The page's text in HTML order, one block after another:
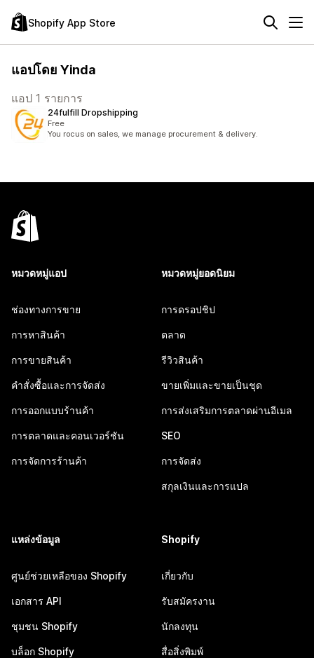
Shopify App Store
แอปโดย Yinda
แอป 1 รายการ
24fulfill Dropshipping
Free
You rocus on sales, we manage procurement & delivery.
หมวดหมู่แอป
ช่องทางการขาย
การหาสินค้า
การขายสินค้า
คำสั่งซื้อและการจัดส่ง
การออกแบบร้านค้า
การตลาดและคอนเวอร์ชัน
การจัดการร้านค้า
หมวดหมู่ยอดนิยม
การดรอปชิป
ตลาด
รีวิวสินค้า
ขายเพิ่มและขายเป็นชุด
การส่งเสริมการตลาดผ่านอีเมล
SEO
การจัดส่ง
สกุลเงินและการแปล
แหล่งข้อมูล
ศูนย์ช่วยเหลือของ Shopify
เอกสาร API
ชุมชน Shopify
บล็อก Shopify
Shopify
เกี่ยวกับ
รับสมัครงาน
นักลงทุน
สื่อสิ่งพิมพ์